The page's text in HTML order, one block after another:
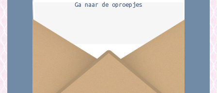
Ga naar de oproepjes